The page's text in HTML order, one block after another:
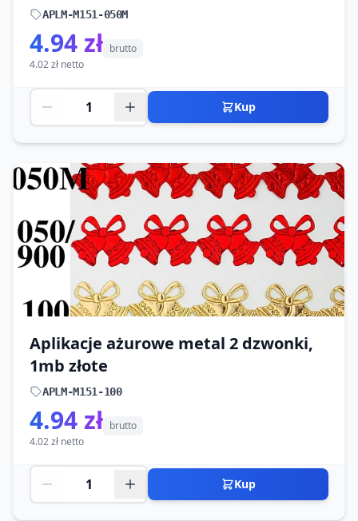
APLM-M151-050M
4.94 zł brutto
4.02 zł netto
Kup
Aplikacje ażurowe metal 2 dzwonki,
1mb złote
APLM-M151-100
4.94 zł brutto
4.02 zł netto
Kup